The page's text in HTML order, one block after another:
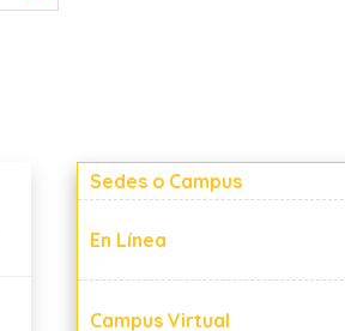
Sedes o Campus
En Línea
Campus Virtual